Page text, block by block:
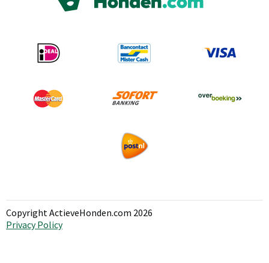
Copyright ActieveHonden.com 2026
Privacy Policy